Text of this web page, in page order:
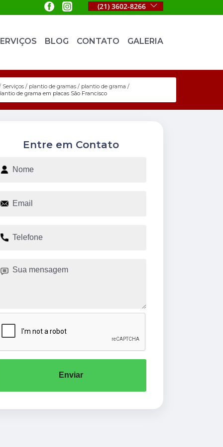
(21) 3602-8266
BLOG CONTATO GALERIA
Serviços plantio de gramas
plantio de grama
de grama em placas São Francisco
Entre em Contato
Enviar